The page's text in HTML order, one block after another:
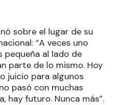
sobre el lugar de su
“A veces uno
pequeña al lado de
parte de lo mismo. Hoy
juicio para algunos
pasó con muchas
hay futuro. Nunca más”.